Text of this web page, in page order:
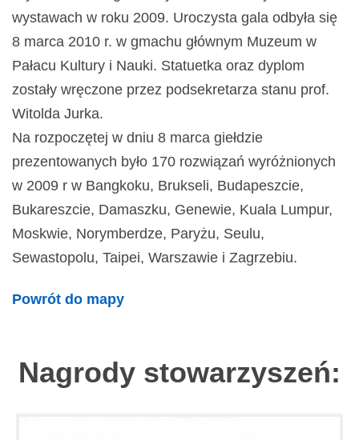
wystawach w roku 2009. Uroczysta gala odbyła się
8 marca 2010 r. w gmachu głównym Muzeum w
Pałacu Kultury i Nauki. Statuetka oraz dyplom
zostały wręczone przez podsekretarza stanu prof.
Witolda Jurka.
Na rozpoczętej w dniu 8 marca giełdzie
prezentowanych było 170 rozwiązań wyróżnionych
w 2009 r w Bangkoku, Brukseli, Budapeszcie,
Bukareszcie, Damaszku, Genewie, Kuala Lumpur,
Moskwie, Norymberdze, Paryżu, Seulu,
Sewastopolu, Taipei, Warszawie i Zagrzebiu.
Powrót do mapy
Nagrody stowarzyszeń: